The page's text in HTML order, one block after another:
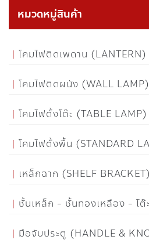
หมวดหมู่สินค้า
โคมไฟติดเพดาน (LANTERN)
โคมไฟติดผนัง (WALL LAMP)
โคมไฟตั้งโต๊ะ (TABLE LAMP)
โคมไฟตั้งพื้น (STANDARD
เหล็กฉาก (SHELF BRACKET)
ชั้นเหล็ก - ชั้นทองเหลือง - โต๊
มือจับประตู (HANDLE &